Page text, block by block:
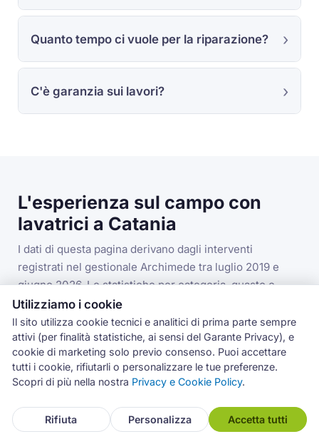
Quanto tempo ci vuole per la riparazione?
C'è garanzia sui lavori?
L'esperienza sul campo con
lavatrici a Catania
I dati di questa pagina derivano dagli interventi
registrati nel gestionale Archimede tra luglio 2019 e
giugno 2026. Le statistiche per categoria, guasto e
codice errore si riferiscono alla categoria lavatrici nella
provincia di Catania.
3.993
Utilizziamo i cookie
Il sito utilizza cookie tecnici e analitici di prima parte sempre
attivi (per finalità statistiche, ai sensi del Garante Privacy), e
cookie di marketing solo previo consenso. Puoi accettare
tutti i cookie, rifiutarli o personalizzare le tue preferenze.
Scopri di più nella nostra Privacy e Cookie Policy.
Rifiuta Personalizza Accetta tutti